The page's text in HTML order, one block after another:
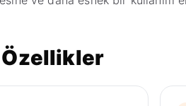
Özellikler